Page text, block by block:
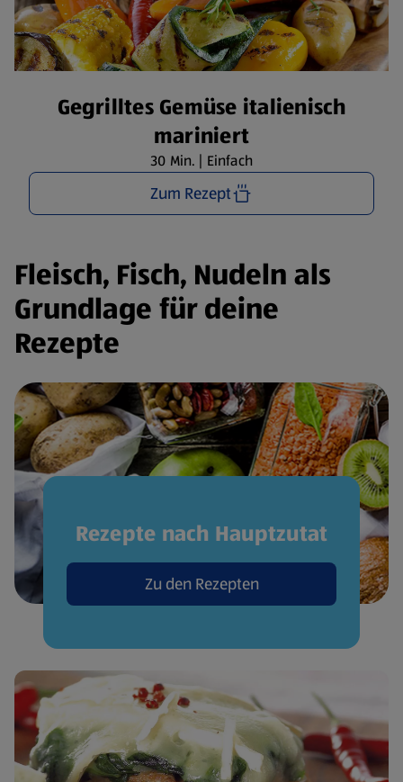
Gegrilltes Gemüse italienisch
mariniert
30 Min. | Einfach
Zum Rezept
Fleisch, Fisch, Nudeln als
Grundlage für deine
Rezepte
Rezepte nach Hauptzutat
Zu den Rezepten